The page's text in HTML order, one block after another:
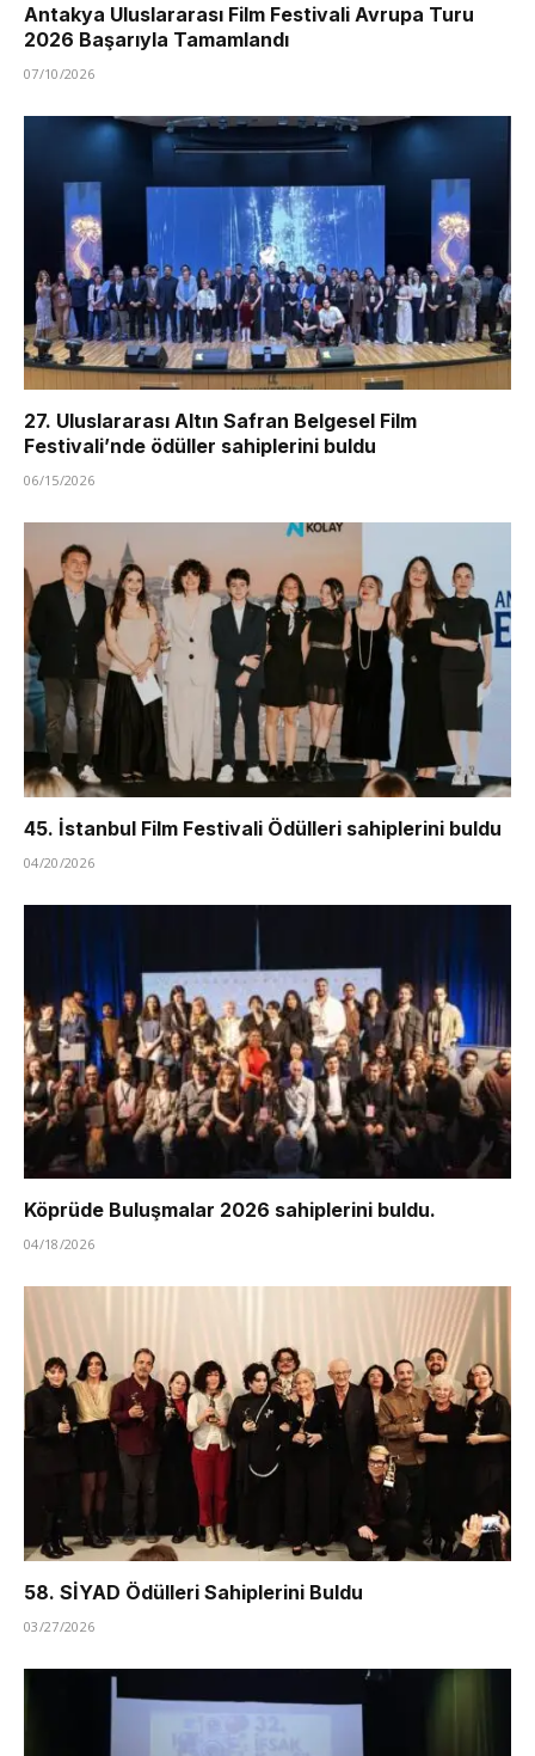
Antakya Uluslararası Film Festivali Avrupa Turu
2026 Başarıyla Tamamlandı
07/10/2026
27. Uluslararası Altın Safran Belgesel Film
Festivali’nde ödüller sahiplerini buldu
06/15/2026
45. İstanbul Film Festivali Ödülleri sahiplerini buldu
04/20/2026
Köprüde Buluşmalar 2026 sahiplerini buldu.
04/18/2026
58. SİYAD Ödülleri Sahiplerini Buldu
03/27/2026